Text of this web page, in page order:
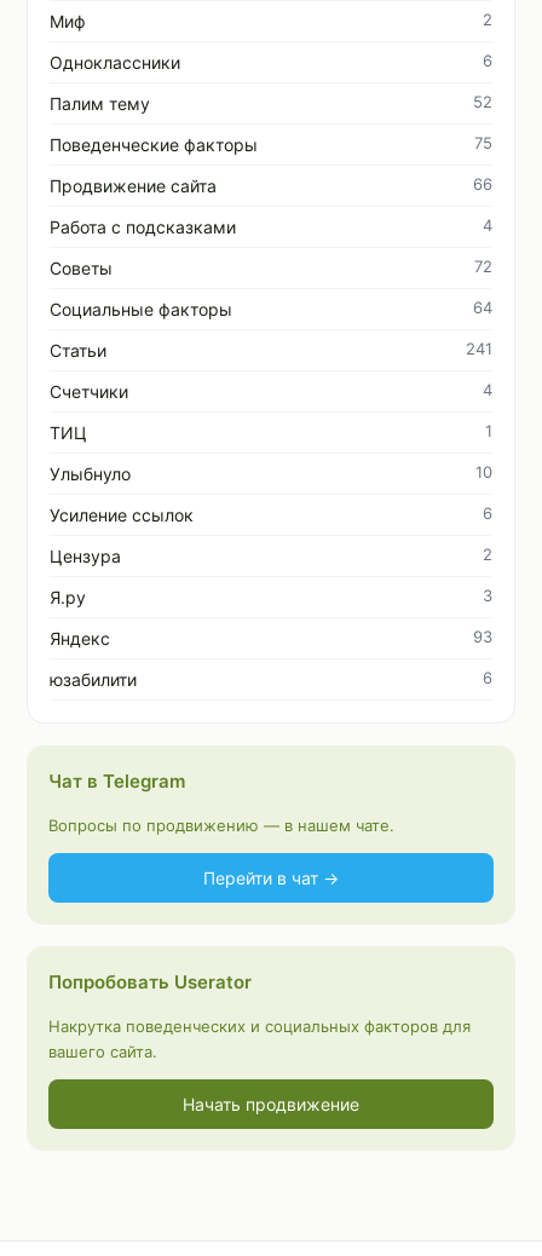
Миф 2
Одноклассники 6
Палим тему 52
Поведенческие факторы 75
Продвижение сайта 66
Работа с подсказками 4
Советы 72
Социальные факторы 64
Статьи 241
Счетчики 4
ТИЦ 1
Улыбнуло 10
Усиление ссылок 6
Цензура 2
Я.ру 3
Яндекс 93
юзабилити 6
Чат в Telegram
Вопросы по продвижению — в нашем чате.
Перейти в чат →
Попробовать Userator
Накрутка поведенческих и социальных факторов для
вашего сайта.
Начать продвижение